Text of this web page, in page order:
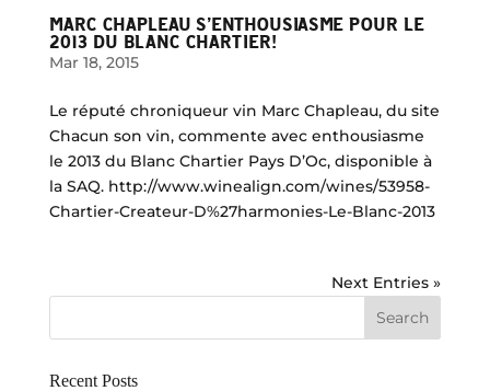
MARC CHAPLEAU S’ENTHOUSIASME POUR LE
2013 DU BLANC CHARTIER!
Mar 18, 2015
Le réputé chroniqueur vin Marc Chapleau, du site
Chacun son vin, commente avec enthousiasme
le 2013 du Blanc Chartier Pays D’Oc, disponible à
la SAQ. http://www.winealign.com/wines/53958-
Chartier-Createur-D%27harmonies-Le-Blanc-2013
Next Entries »
Recent Posts